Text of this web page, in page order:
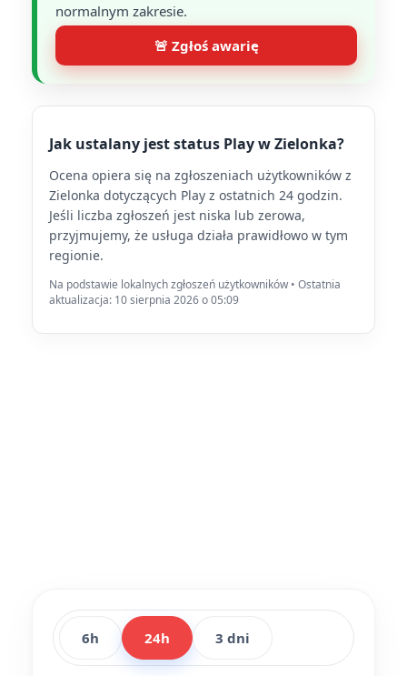
normalnym zakresie.
🚨 Zgłoś awarię
Jak ustalany jest status Play w Zielonka?
Ocena opiera się na zgłoszeniach użytkowników z
Zielonka dotyczących Play z ostatnich 24 godzin.
Jeśli liczba zgłoszeń jest niska lub zerowa,
przyjmujemy, że usługa działa prawidłowo w tym
regionie.
Na podstawie lokalnych zgłoszeń użytkowników • Ostatnia
aktualizacja: 10 sierpnia 2026 o 05:09
6h 24h 3 dni